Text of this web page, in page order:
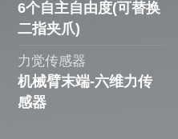
6个自主自由度(可替换
二指夹爪)
力觉传感器
机械臂末端-六维力传
感器